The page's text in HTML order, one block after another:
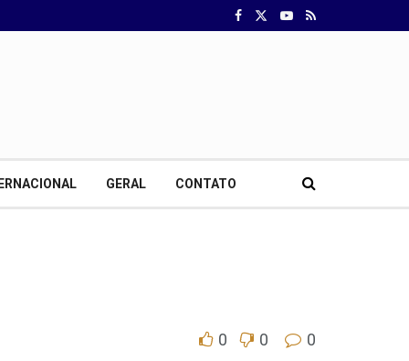
GERAL CONTATO
0 0 0